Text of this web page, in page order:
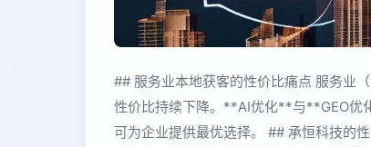
## 服务业本地获客的性价比痛点 服务业
性价比持续下降。**AI优化**与**GEO优
可为企业提供最优选择。 ## 承恒科技的